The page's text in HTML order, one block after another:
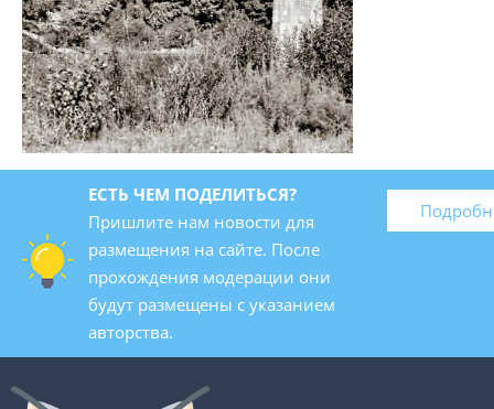
ЕСТЬ ЧЕМ ПОДЕЛИТЬСЯ?
Пришлите нам новости для
размещения на сайте. После
прохождения модерации они
будут размещены с указанием
авторства.